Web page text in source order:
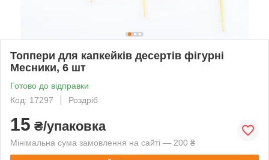
Топпери для капкейків десертів фігурні
Месники, 6 шт
Готово до відправки
Код: 17297
Роздріб
15 ₴/упаковка
Мінімальна сума замовлення на сайті — 200 ₴